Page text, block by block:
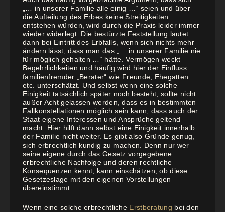
„… in unserer Familie alle einig …“ seien und über
die Aufteilung des Erbes keine Streitigkeiten
entstehen würden, wird durch die Praxis leider immer
wieder widerlegt. Die bestürzte Feststellung lautet
dann bei Eintritt des Erbfalls, wenn sich nichts mehr
ändern lässt, dass man das „… in unserer Familie nie
für möglich gehalten …“ hätte. Vermögen weckt
Begehrlichkeiten und häufig wird hier der Einfluss
familienfremder „Berater“ wie Freunde, Ehegatten
etc. unterschätzt. Und selbst wenn eine solche
Einigkeit tatsächlich später noch besteht, sollte nicht
außer Acht gelassen werden, dass es in bestimmten
Fallkonstellationen möglich sein kann, dass auch der
Staat eigene Interessen und Ansprüche geltend
macht. Hier hilft dann selbst eine Einigkeit innerhalb
der Familie nicht weiter. Es gibt also Gründe genug,
sich erbrechtlich kundig zu machen. Denn nur wer
seine eigene durch das Gesetz vorgegebene
erbrechtliche Nachfolge und deren rechtliche
Konsequenzen kennt, kann einschätzen, ob diese
Gesetzeslage mit den eigenen Vorstellungen
übereinstimmt.
Wenn eine solche erbrechtliche Erstberatung bei den